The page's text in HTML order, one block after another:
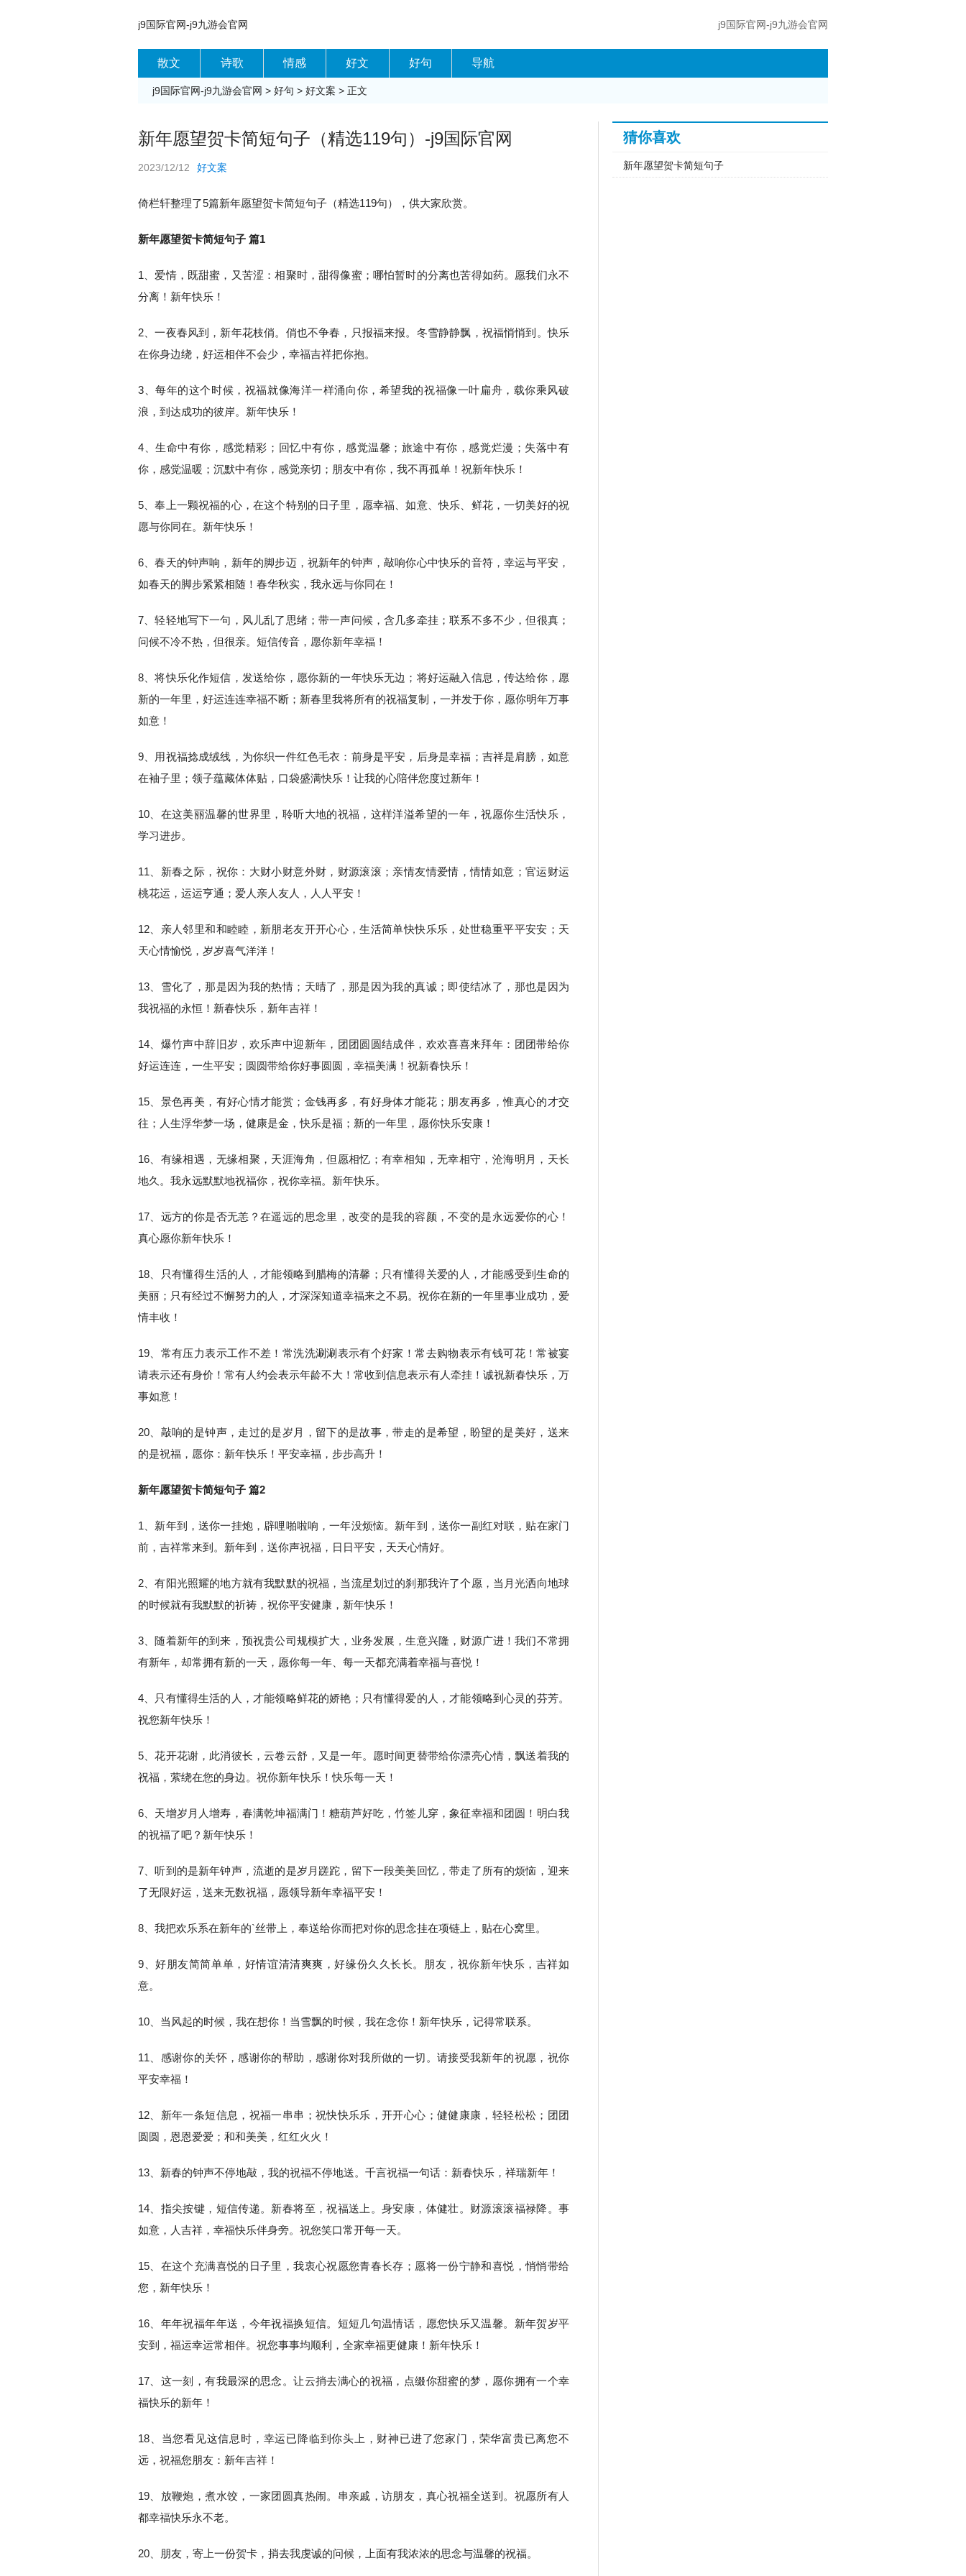
j9国际官网-j9九游会官网 j9国际官网-j9九游会官网
散文 诗歌 情感 好文 好句 导航
j9国际官网-j9九游会官网 > 好句 > 好文案 > 正文
新年愿望贺卡简短句子（精选119句）-j9国际官网
2023/12/12 好文案
倚栏轩整理了5篇新年愿望贺卡简短句子（精选119句），供大家欣赏。
新年愿望贺卡简短句子 篇1
1、爱情，既甜蜜，又苦涩：相聚时，甜得像蜜；哪怕暂时的分离也苦得如药。愿我们永不
分离！新年快乐！
2、一夜春风到，新年花枝俏。俏也不争春，只报福来报。冬雪静静飘，祝福悄悄到。快乐
在你身边绕，好运相伴不会少，幸福吉祥把你抱。
3、每年的这个时候，祝福就像海洋一样涌向你，希望我的祝福像一叶扁舟，载你乘风破
浪，到达成功的彼岸。新年快乐！
4、生命中有你，感觉精彩；回忆中有你，感觉温馨；旅途中有你，感觉烂漫；失落中有
你，感觉温暖；沉默中有你，感觉亲切；朋友中有你，我不再孤单！祝新年快乐！
5、奉上一颗祝福的心，在这个特别的日子里，愿幸福、如意、快乐、鲜花，一切美好的祝
愿与你同在。新年快乐！
6、春天的钟声响，新年的脚步迈，祝新年的钟声，敲响你心中快乐的音符，幸运与平安，
如春天的脚步紧紧相随！春华秋实，我永远与你同在！
7、轻轻地写下一句，风儿乱了思绪；带一声问候，含几多牵挂；联系不多不少，但很真；
问候不冷不热，但很亲。短信传音，愿你新年幸福！
8、将快乐化作短信，发送给你，愿你新的一年快乐无边；将好运融入信息，传达给你，愿
新的一年里，好运连连幸福不断；新春里我将所有的祝福复制，一并发于你，愿你明年万事
如意！
9、用祝福捻成绒线，为你织一件红色毛衣：前身是平安，后身是幸福；吉祥是肩膀，如意
在袖子里；领子蕴藏体体贴，口袋盛满快乐！让我的心陪伴您度过新年！
10、在这美丽温馨的世界里，聆听大地的祝福，这样洋溢希望的一年，祝愿你生活快乐，
学习进步。
11、新春之际，祝你：大财小财意外财，财源滚滚；亲情友情爱情，情情如意；官运财运
桃花运，运运亨通；爱人亲人友人，人人平安！
12、亲人邻里和和睦睦，新朋老友开开心心，生活简单快快乐乐，处世稳重平平安安；天
天心情愉悦，岁岁喜气洋洋！
13、雪化了，那是因为我的热情；天晴了，那是因为我的真诚；即使结冰了，那也是因为
我祝福的永恒！新春快乐，新年吉祥！
14、爆竹声中辞旧岁，欢乐声中迎新年，团团圆圆结成伴，欢欢喜喜来拜年：团团带给你
好运连连，一生平安；圆圆带给你好事圆圆，幸福美满！祝新春快乐！
15、景色再美，有好心情才能赏；金钱再多，有好身体才能花；朋友再多，惟真心的才交
往；人生浮华梦一场，健康是金，快乐是福；新的一年里，愿你快乐安康！
16、有缘相遇，无缘相聚，天涯海角，但愿相忆；有幸相知，无幸相守，沧海明月，天长
地久。我永远默默地祝福你，祝你幸福。新年快乐。
17、远方的你是否无恙？在遥远的思念里，改变的是我的容颜，不变的是永远爱你的心！
真心愿你新年快乐！
18、只有懂得生活的人，才能领略到腊梅的清馨；只有懂得关爱的人，才能感受到生命的
美丽；只有经过不懈努力的人，才深深知道幸福来之不易。祝你在新的一年里事业成功，爱
情丰收！
19、常有压力表示工作不差！常洗洗涮涮表示有个好家！常去购物表示有钱可花！常被宴
请表示还有身价！常有人约会表示年龄不大！常收到信息表示有人牵挂！诚祝新春快乐，万
事如意！
20、敲响的是钟声，走过的是岁月，留下的是故事，带走的是希望，盼望的是美好，送来
的是祝福，愿你：新年快乐！平安幸福，步步高升！
新年愿望贺卡简短句子 篇2
1、新年到，送你一挂炮，辟哩啪啦响，一年没烦恼。新年到，送你一副红对联，贴在家门
前，吉祥常来到。新年到，送你声祝福，日日平安，天天心情好。
2、有阳光照耀的地方就有我默默的祝福，当流星划过的刹那我许了个愿，当月光洒向地球
的时候就有我默默的祈祷，祝你平安健康，新年快乐！
3、随着新年的到来，预祝贵公司规模扩大，业务发展，生意兴隆，财源广进！我们不常拥
有新年，却常拥有新的一天，愿你每一年、每一天都充满着幸福与喜悦！
4、只有懂得生活的人，才能领略鲜花的娇艳；只有懂得爱的人，才能领略到心灵的芬芳。
祝您新年快乐！
5、花开花谢，此消彼长，云卷云舒，又是一年。愿时间更替带给你漂亮心情，飘送着我的
祝福，萦绕在您的身边。祝你新年快乐！快乐每一天！
6、天增岁月人增寿，春满乾坤福满门！糖葫芦好吃，竹签儿穿，象征幸福和团圆！明白我
的祝福了吧？新年快乐！
7、听到的是新年钟声，流逝的是岁月蹉跎，留下一段美美回忆，带走了所有的烦恼，迎来
了无限好运，送来无数祝福，愿领导新年幸福平安！
8、我把欢乐系在新年的`丝带上，奉送给你而把对你的思念挂在项链上，贴在心窝里。
9、好朋友简简单单，好情谊清清爽爽，好缘份久久长长。朋友，祝你新年快乐，吉祥如
意。
10、当风起的时候，我在想你！当雪飘的时候，我在念你！新年快乐，记得常联系。
11、感谢你的关怀，感谢你的帮助，感谢你对我所做的一切。请接受我新年的祝愿，祝你
平安幸福！
12、新年一条短信息，祝福一串串；祝快快乐乐，开开心心；健健康康，轻轻松松；团团
圆圆，恩恩爱爱；和和美美，红红火火！
13、新春的钟声不停地敲，我的祝福不停地送。千言祝福一句话：新春快乐，祥瑞新年！
14、指尖按键，短信传递。新春将至，祝福送上。身安康，体健壮。财源滚滚福禄降。事
如意，人吉祥，幸福快乐伴身旁。祝您笑口常开每一天。
15、在这个充满喜悦的日子里，我衷心祝愿您青春长存；愿将一份宁静和喜悦，悄悄带给
您，新年快乐！
16、年年祝福年年送，今年祝福换短信。短短几句温情话，愿您快乐又温馨。新年贺岁平
安到，福运幸运常相伴。祝您事事均顺利，全家幸福更健康！新年快乐！
17、这一刻，有我最深的思念。让云捎去满心的祝福，点缀你甜蜜的梦，愿你拥有一个幸
福快乐的新年！
18、当您看见这信息时，幸运已降临到你头上，财神已进了您家门，荣华富贵已离您不
远，祝福您朋友：新年吉祥！
19、放鞭炮，煮水饺，一家团圆真热闹。串亲戚，访朋友，真心祝福全送到。祝愿所有人
都幸福快乐永不老。
20、朋友，寄上一份贺卡，捎去我虔诚的问候，上面有我浓浓的思念与温馨的祝福。
猜你喜欢
新年愿望贺卡简短句子